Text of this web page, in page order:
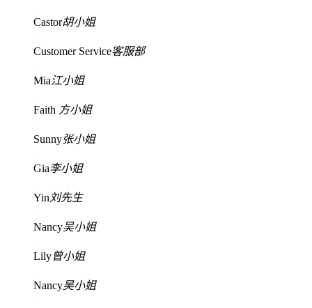
Castor胡小姐
Customer Service客服部
Mia江小姐
Faith 方小姐
Sunny张小姐
Gia李小姐
Yin 刘先生
Nancy吴小姐
Lily曾小姐
Nancy吴小姐